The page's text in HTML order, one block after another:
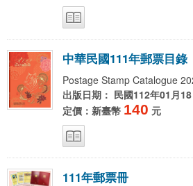
中華民國111年郵票目錄
Postage Stamp Catalogue
出版日期： 民國112年01月18
定價：新臺幣 140 元
111年郵票冊